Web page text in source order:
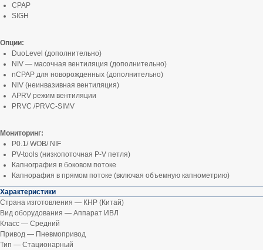
CPAP
SIGH
Опции:
DuoLevel (дополнительно)
NIV — масочная вентиляция (дополнительно)
nCPAP для новорожденных (дополнительно)
NIV (неинвазивная вентиляция)
APRV режим вентиляции
PRVC /PRVC-SIMV
Мониторинг:
P0.1/ WOB/ NIF
PV-tools (низкопоточная P-V петля)
Капнография в боковом потоке
Капнорафия в прямом потоке (включая объемную капнометрию)
Характеристики
Страна изготовления — КНР (Китай)
Вид оборудования — Аппарат ИВЛ
Класс — Средний
Привод — Пневмопривод
Тип — Стационарный